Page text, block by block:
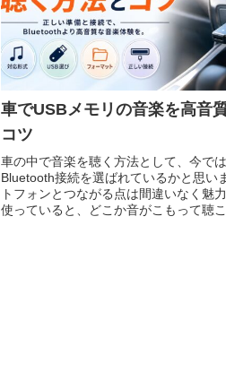
車でUSBメモリの音楽を高音
コツ
車の中で音楽を聴く方法として、今で
Bluetooth接続を選ばれているかと思い
トフォンとつながる点は間違いなく魅
使っていると、どこか音がこもって聴